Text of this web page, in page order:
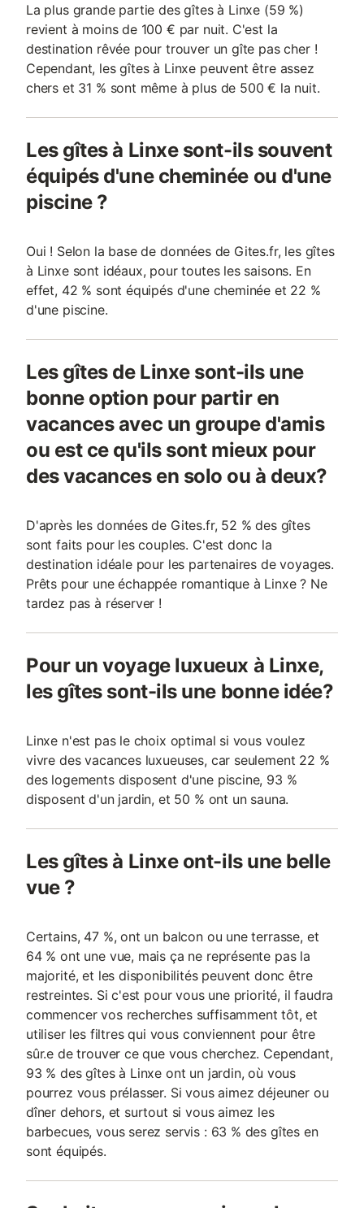
La plus grande partie des gîtes à Linxe (59 %)
revient à moins de 100 € par nuit. C'est la
destination rêvée pour trouver un gîte pas cher !
Cependant, les gîtes à Linxe peuvent être assez
chers et 31 % sont même à plus de 500 € la nuit.
Les gîtes à Linxe sont-ils souvent
équipés d'une cheminée ou d'une
piscine ?
Oui ! Selon la base de données de Gites.fr, les gîtes
à Linxe sont idéaux, pour toutes les saisons. En
effet, 42 % sont équipés d'une cheminée et 22 %
d'une piscine.
Les gîtes de Linxe sont-ils une
bonne option pour partir en
vacances avec un groupe d'amis
ou est ce qu'ils sont mieux pour
des vacances en solo ou à deux?
D'après les données de Gites.fr, 52 % des gîtes
sont faits pour les couples. C'est donc la
destination idéale pour les partenaires de voyages.
Prêts pour une échappée romantique à Linxe ? Ne
tardez pas à réserver !
Pour un voyage luxueux à Linxe,
les gîtes sont-ils une bonne idée?
Linxe n'est pas le choix optimal si vous voulez
vivre des vacances luxueuses, car seulement 22 %
des logements disposent d'une piscine, 93 %
disposent d'un jardin, et 50 % ont un sauna.
Les gîtes à Linxe ont-ils une belle
vue ?
Certains, 47 %, ont un balcon ou une terrasse, et
64 % ont une vue, mais ça ne représente pas la
majorité, et les disponibilités peuvent donc être
restreintes. Si c'est pour vous une priorité, il faudra
commencer vos recherches suffisamment tôt, et
utiliser les filtres qui vous conviennent pour être
sûr.e de trouver ce que vous cherchez. Cependant,
93 % des gîtes à Linxe ont un jardin, où vous
pourrez vous prélasser. Si vous aimez déjeuner ou
dîner dehors, et surtout si vous aimez les
barbecues, vous serez servis : 63 % des gîtes en
sont équipés.